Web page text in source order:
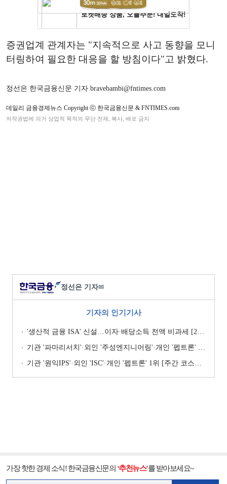
증권업계 관계자는 "지속적으로 사고 동향을 모니
터링하여 필요한 대응을 할 방침이다"고 밝혔다.
정선은 한국금융신문 기자 bravebambi@fntimes.com
데일리 금융경제뉴스 Copyright ⓒ 한국금융신문 & FNTIMES.com
저작권법에 의거 상업적 목적의 무단 전재, 복사, 배포 금지
정선은 기자✉
기자의 인기기사
'생산적 금융 ISA' 신설…이자·배당소득 전액 비과세 [2026 세제개편안]
기관 '파마리서치'·외인 '주성엔지니어링'·개인 '펩트론' 1위 [주간 코스닥 순매수- 2026년 7월27일~7월31일]
기관 '원익IPS'·외인 'ISC'·개인 '펩트론' 1위 [주간 코스닥 순매수- 2026년 7월6일~7월10일]
가장 핫한 경제 소식! 한국금융신문의 ‘추천뉴스’를 받아보세요~